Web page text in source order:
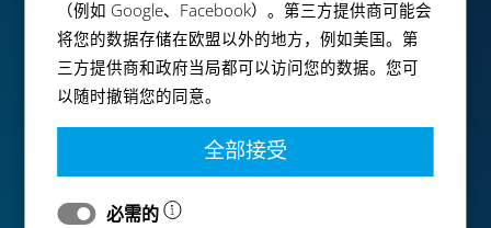
开启个性化请求
（例如 Google、Facebook）。第三方提供商可能会
将您的数据存储在欧盟以外的地方，例如美国。第
三方提供商和政府当局都可以访问您的数据。您可
以随时撤销您的同意。
全部接受
必需的